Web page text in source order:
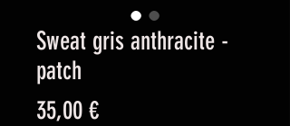
Sweat gris anthracite -
patch
35,00 €Prix